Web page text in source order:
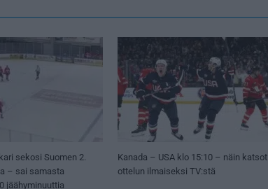
sekosi Suomen 2.
– sai samasta
jäähyminuuttia
Kanada – USA klo 15:10 – näin katsot
ottelun ilmaiseksi TV:stä